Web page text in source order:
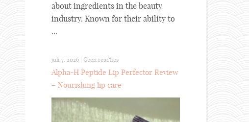
about ingredients in the beauty
industry. Known for their ability to
...
juli 7, 2026 | Geen reacties
Alpha-H Peptide Lip Perfector Review
– Nourishing lip care